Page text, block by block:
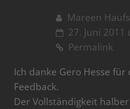
Mareen
27. Juni 2011
Permalink
Ich danke Gero Hesse für
Feedback.
Der Vollständigkeit